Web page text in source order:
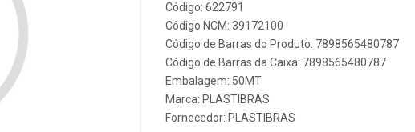
Código: 622791
Código NCM: 39172100
Código de Barras do Produto: 7898565480787
Código de Barras da Caixa: 7898565480787
Embalagem: 50MT
Marca: PLASTIBRAS
Fornecedor: PLASTIBRAS